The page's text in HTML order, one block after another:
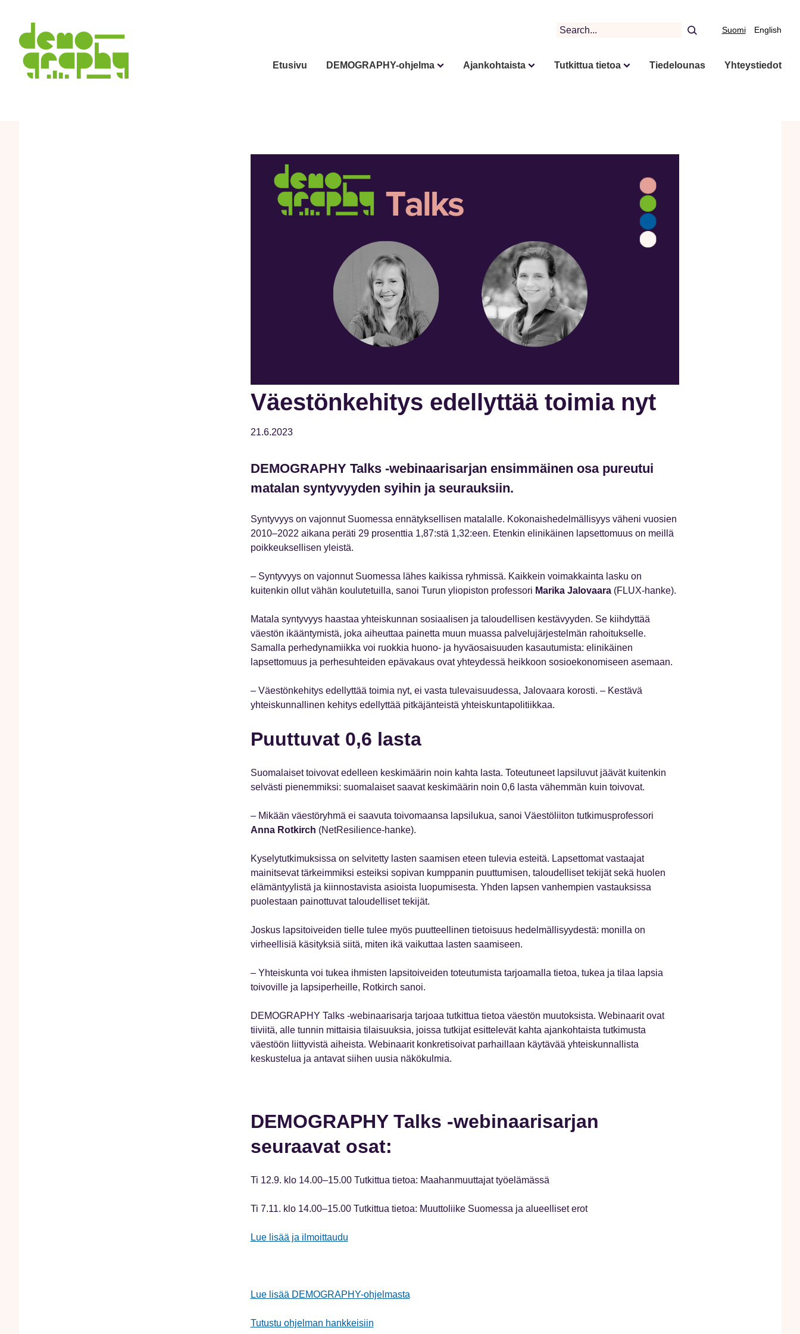
Search Suomi English
Etusivu DEMOGRAPHY-ohjelma Ajankohtaista Tutkittua tietoa Tiedelounas Yhteystiedot
Väestönkehitys edellyttää toimia nyt
21.6.2023
DEMOGRAPHY Talks -webinaarisarjan ensimmäinen osa pureutui
matalan syntyvyyden syihin ja seurauksiin.
Syntyvyys on vajonnut Suomessa ennätyksellisen matalalle. Kokonaishedelmällisyys väheni vuosien
2010–2022 aikana peräti 29 prosenttia 1,87:stä 1,32:een. Etenkin elinikäinen lapsettomuus on meillä
poikkeuksellisen yleistä.
– Syntyvyys on vajonnut Suomessa lähes kaikissa ryhmissä. Kaikkein voimakkainta lasku on
kuitenkin ollut vähän koulutetuilla, sanoi Turun yliopiston professori Marika Jalovaara (FLUX-hanke).
Matala syntyvyys haastaa yhteiskunnan sosiaalisen ja taloudellisen kestävyyden. Se kiihdyttää
väestön ikääntymistä, joka aiheuttaa painetta muun muassa palvelujärjestelmän rahoitukselle.
Samalla perhedynamiikka voi ruokkia huono- ja hyväosaisuuden kasautumista: elinikäinen
lapsettomuus ja perhesuhteiden epävakaus ovat yhteydessä heikkoon sosioekonomiseen asemaan.
– Väestönkehitys edellyttää toimia nyt, ei vasta tulevaisuudessa, Jalovaara korosti. – Kestävä
yhteiskunnallinen kehitys edellyttää pitkäjänteistä yhteiskuntapolitiikkaa.
Puuttuvat 0,6 lasta
Suomalaiset toivovat edelleen keskimäärin noin kahta lasta. Toteutuneet lapsiluvut jäävät kuitenkin
selvästi pienemmiksi: suomalaiset saavat keskimäärin noin 0,6 lasta vähemmän kuin toivovat.
– Mikään väestöryhmä ei saavuta toivomaansa lapsilukua, sanoi Väestöliiton tutkimusprofessori
Anna Rotkirch (NetResilience-hanke).
Kyselytutkimuksissa on selvitetty lasten saamisen eteen tulevia esteitä. Lapsettomat vastaajat
mainitsevat tärkeimmiksi esteiksi sopivan kumppanin puuttumisen, taloudelliset tekijät sekä huolen
elämäntyylistä ja kiinnostavista asioista luopumisesta. Yhden lapsen vanhempien vastauksissa
puolestaan painottuvat taloudelliset tekijät.
Joskus lapsitoiveiden tielle tulee myös puutteellinen tietoisuus hedelmällisyydestä: monilla on
virheellisiä käsityksiä siitä, miten ikä vaikuttaa lasten saamiseen.
– Yhteiskunta voi tukea ihmisten lapsitoiveiden toteutumista tarjoamalla tietoa, tukea ja tilaa lapsia
toivoville ja lapsiperheille, Rotkirch sanoi.
DEMOGRAPHY Talks -webinaarisarja tarjoaa tutkittua tietoa väestön muutoksista. Webinaarit ovat
tiiviitä, alle tunnin mittaisia tilaisuuksia, joissa tutkijat esittelevät kahta ajankohtaista tutkimusta
väestöön liittyvistä aiheista. Webinaarit konkretisoivat parhaillaan käytävää yhteiskunnallista
keskustelua ja antavat siihen uusia näkökulmia.
DEMOGRAPHY Talks -webinaarisarjan
seuraavat osat:
Ti 12.9. klo 14.00–15.00 Tutkittua tietoa: Maahanmuuttajat työelämässä
Ti 7.11. klo 14.00–15.00 Tutkittua tietoa: Muuttoliike Suomessa ja alueelliset erot
Lue lisää ja ilmoittaudu
Lue lisää DEMOGRAPHY-ohjelmasta
Tutustu ohjelman hankkeisiin